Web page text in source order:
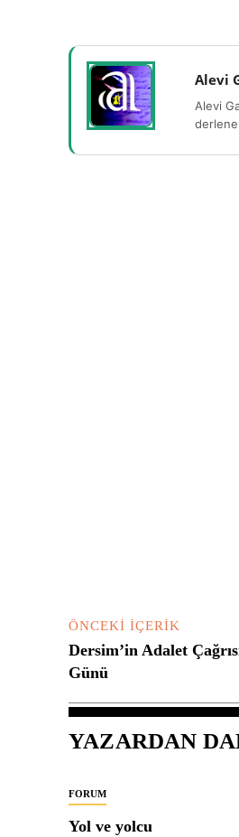
Alevi
Alevi
ÖNCEKI İÇERIK
Dersim’in Adalet
Günü
YAZARDAN
FORUM
Yol ve yolcu